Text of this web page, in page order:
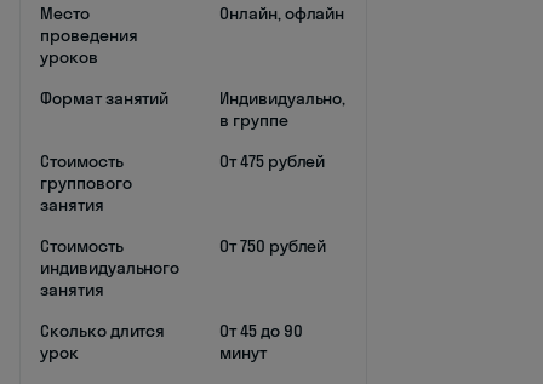
Место
проведения
уроков
Онлайн, офлайн
Формат занятий
Индивидуально,
в группе
Стоимость
группового
занятия
От 475 рублей
Стоимость
индивидуального
занятия
От 750 рублей
Сколько длится
урок
От 45 до 90
минут